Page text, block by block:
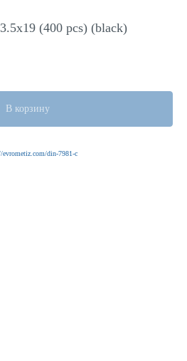
(400 pcs) (black)
В корзину
evrometiz.com/din-7981-c